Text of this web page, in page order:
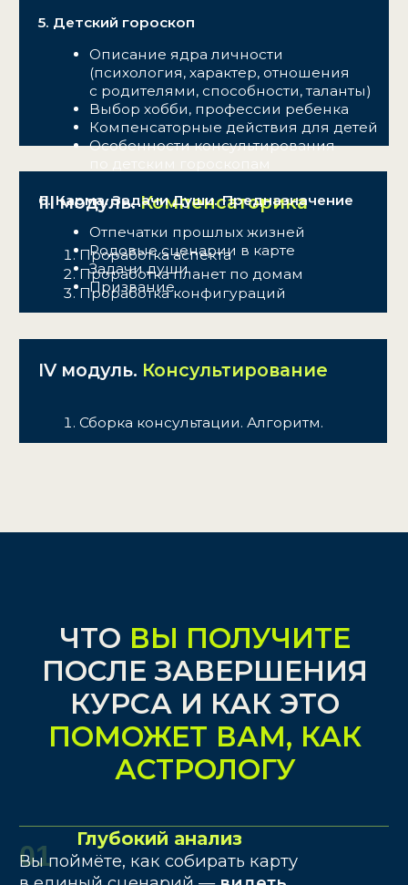
ХОЧУ НА КУРС БКА ПРО
Сертификат
Доступ к материалам — 1 год
с даты старта курса
Консультация Натальи
Чекутовой
ЧТО ГОВОРЯТ
УЧАСТНИКИ КУРСОВ
НАТАЛЬИ ЧЕКУТОВОЙ